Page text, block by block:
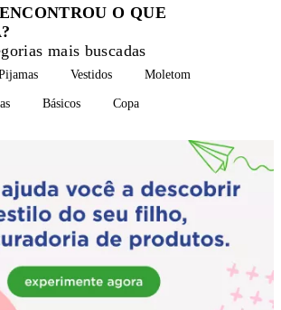
O QUE
mais buscadas
Vestidos Moletom
Básicos Copa